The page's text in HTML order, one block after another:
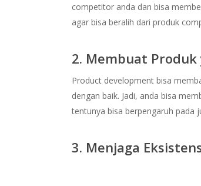
competitor anda dan bisa
agar bisa beralih dari produk
2. Membuat
Product development bisa
dengan baik. Jadi, anda bisa
tentunya bisa berpengaruh pada
3. Menjaga